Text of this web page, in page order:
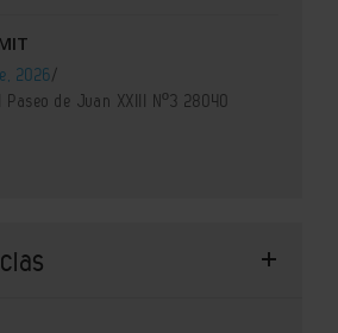
2026/
de Juan XXIII Nº3 28040